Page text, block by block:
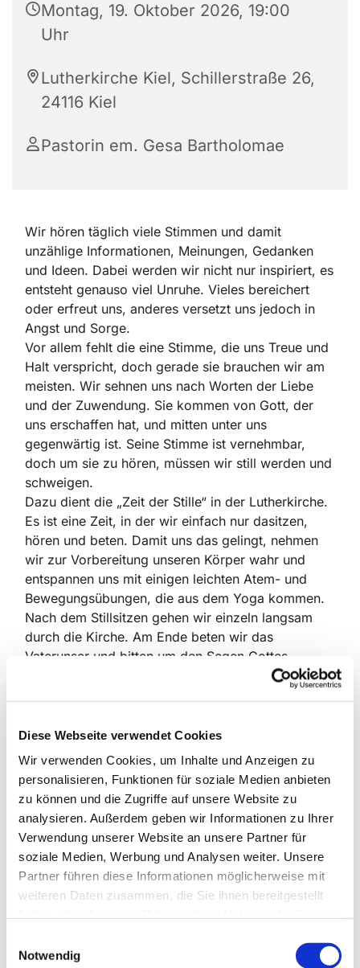
Diese Webseite verwendet Cookies
Wir verwenden Cookies, um Inhalte und Anzeigen zu
personalisieren, Funktionen für soziale Medien anbieten
zu können und die Zugriffe auf unsere Website zu
analysieren. Außerdem geben wir Informationen zu Ihrer
Verwendung unserer Website an unsere Partner für
soziale Medien, Werbung und Analysen weiter. Unsere
Partner führen diese Informationen möglicherweise mit
weiteren Daten zusammen, die Sie ihnen bereitgestellt
Notwendig
Montag, 19. Oktober 2026, 19:00
Uhr
Lutherkirche Kiel, Schillerstraße 26,
24116 Kiel
Pastorin em. Gesa Bartholomae
Wir hören täglich viele Stimmen und damit
unzählige Informationen, Meinungen, Gedanken
und Ideen. Dabei werden wir nicht nur inspiriert, es
entsteht genauso viel Unruhe. Vieles bereichert
oder erfreut uns, anderes versetzt uns jedoch in
Angst und Sorge.
Vor allem fehlt die eine Stimme, die uns Treue und
Halt verspricht, doch gerade sie brauchen wir am
meisten. Wir sehnen uns nach Worten der Liebe
und der Zuwendung. Sie kommen von Gott, der
uns erschaffen hat, und mitten unter uns
gegenwärtig ist. Seine Stimme ist vernehmbar,
doch um sie zu hören, müssen wir still werden und
schweigen.
Dazu dient die „Zeit der Stille“ in der Lutherkirche.
Es ist eine Zeit, in der wir einfach nur dasitzen,
hören und beten. Damit uns das gelingt, nehmen
wir zur Vorbereitung unseren Körper wahr und
entspannen uns mit einigen leichten Atem- und
Bewegungsübungen, die aus dem Yoga kommen.
Nach dem Stillsitzen gehen wir einzeln langsam
durch die Kirche. Am Ende beten wir das
Vaterunser und bitten um den Segen Gottes.
Durch die Stunde begleiten uns Texte und Lieder
sein, aber kommen Sie bitte pünktlich. Denn mit
Beginn schließen wir die Tür von innen zu, weil
verspätete Gäste oder andere Kirchenbesucher die
Konzentration stören würden.
Kontakt:Gesa Bartholomae
Tel.: 0431/36640
Email: gesa.bartholomae@gmx.de